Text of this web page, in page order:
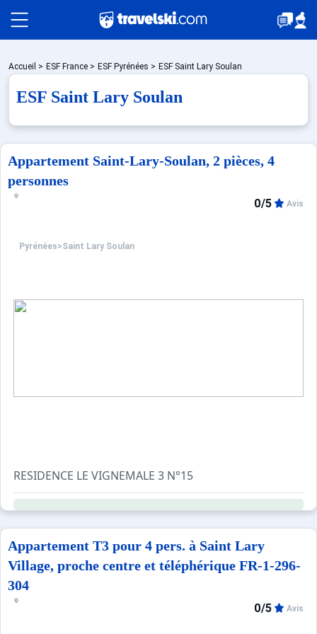
Packages
Hébergements
Accueil > ESF France > ESF Pyrénées > ESF Saint Lary Soulan
ESF Saint Lary Soulan
Appartement Saint-Lary-Soulan, 2 pièces, 4
personnes
Pyrénées>Saint Lary Soulan
0/5 Avis
RESIDENCE LE VIGNEMALE 3 N°15
T2 4 couchages - Environ 45 m2 - Balcon Sud
3ème Etage - Vue sur les montagnes
Séjour avec TV - lecteur DVD
Chambre avec 1 lit 140
coin nuit avec 2 lits superposés
Salle de bains avec sèche cheveux - wc séparés
Appartement T3 pour 4 pers. à Saint Lary
Village, proche centre et téléphérique FR-1-296-
304
0/5 Avis